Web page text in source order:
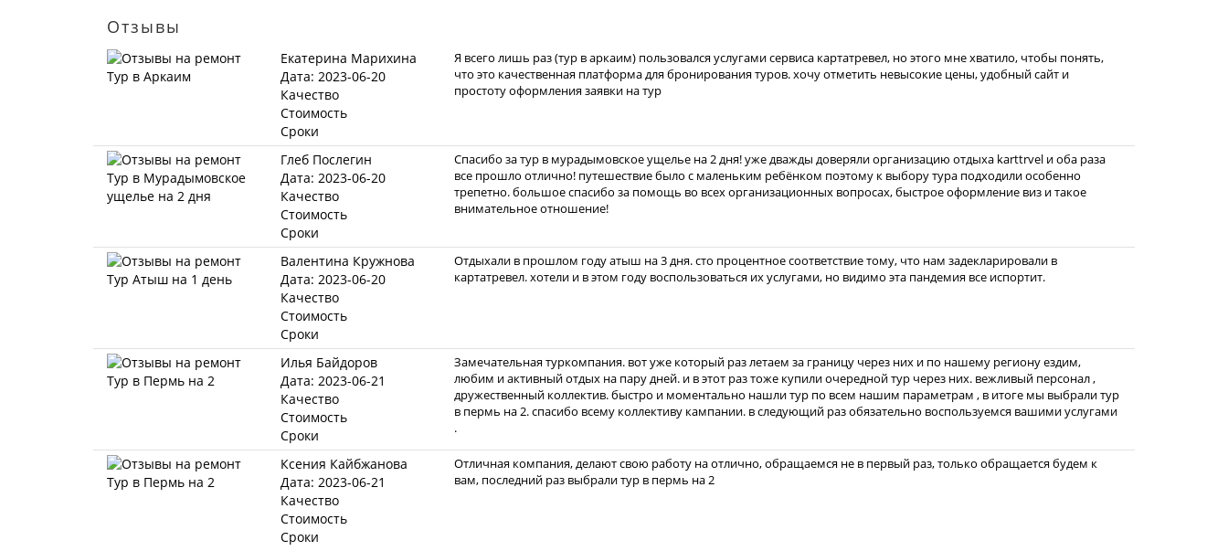
Отзывы
Екатерина Марихина
Дата: 2023-06-20
Качество
Стоимость
Сроки
Я всего лишь раз (тур в аркаим) пользовался услугами сервиса картатревел, но этого мне хватило, чтобы понять,
что это качественная платформа для бронирования туров. хочу отметить невысокие цены, удобный сайт и
простоту оформления заявки на тур
Глеб Послегин
Дата: 2023-06-20
Качество
Стоимость
Сроки
Спасибо за тур в мурадымовское ущелье на 2 дня! уже дважды доверяли организацию отдыха karttrvel и оба раза
все прошло отлично! путешествие было с маленьким ребёнком поэтому к выбору тура подходили особенно
трепетно. большое спасибо за помощь во всех организационных вопросах, быстрое оформление виз и такое
внимательное отношение!
Валентина Кружнова
Дата: 2023-06-20
Качество
Стоимость
Сроки
Отдыхали в прошлом году атыш на 3 дня. сто процентное соответствие тому, что нам задекларировали в
картатревел. хотели и в этом году воспользоваться их услугами, но видимо эта пандемия все испортит.
Илья Байдоров
Дата: 2023-06-21
Качество
Стоимость
Сроки
Замечательная туркомпания. вот уже который раз летаем за границу через них и по нашему региону ездим,
любим и активный отдых на пару дней. и в этот раз тоже купили очередной тур через них. вежливый персонал ,
дружественный коллектив. быстро и моментально нашли тур по всем нашим параметрам , в итоге мы выбрали тур
в пермь на 2. спасибо всему коллективу кампании. в следующий раз обязательно воспользуемся вашими услугами
.
Ксения Кайбжанова
Дата: 2023-06-21
Качество
Стоимость
Сроки
Отличная компания, делают свою работу на отлично, обращаемся не в первый раз, только обращается будем к
вам, последний раз выбрали тур в пермь на 2